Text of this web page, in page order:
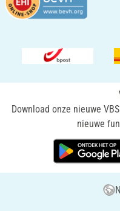
Download onze nieuwe
nieuwe